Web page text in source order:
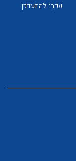
עקבו להתעדכן